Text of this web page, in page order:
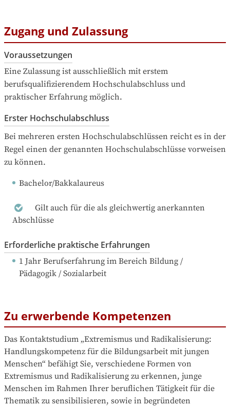
Zugang und Zulassung
Voraussetzungen
Eine Zulassung ist ausschließlich mit erstem
berufsqualifizierendem Hochschulabschluss und
praktischer Erfahrung möglich.
Erster Hochschulabschluss
Bei mehreren ersten Hochschulabschlüssen reicht es in der
Regel einen der genannten Hochschulabschlüsse vorweisen
zu können.
Bachelor/Bakkalaureus
Gilt auch für die als gleichwertig anerkannten
Abschlüsse
Erforderliche praktische Erfahrungen
1 Jahr Berufserfahrung im Bereich Bildung /
Pädagogik / Sozialarbeit
Zu erwerbende Kompetenzen
Das Kontaktstudium „Extremismus und Radikalisierung:
Handlungskompetenz für die Bildungsarbeit mit jungen
Menschen“ befähigt Sie, verschiedene Formen von
Extremismus und Radikalisierung zu erkennen, junge
Menschen im Rahmen Ihrer beruflichen Tätigkeit für die
Thematik zu sensibilisieren, sowie in begründeten